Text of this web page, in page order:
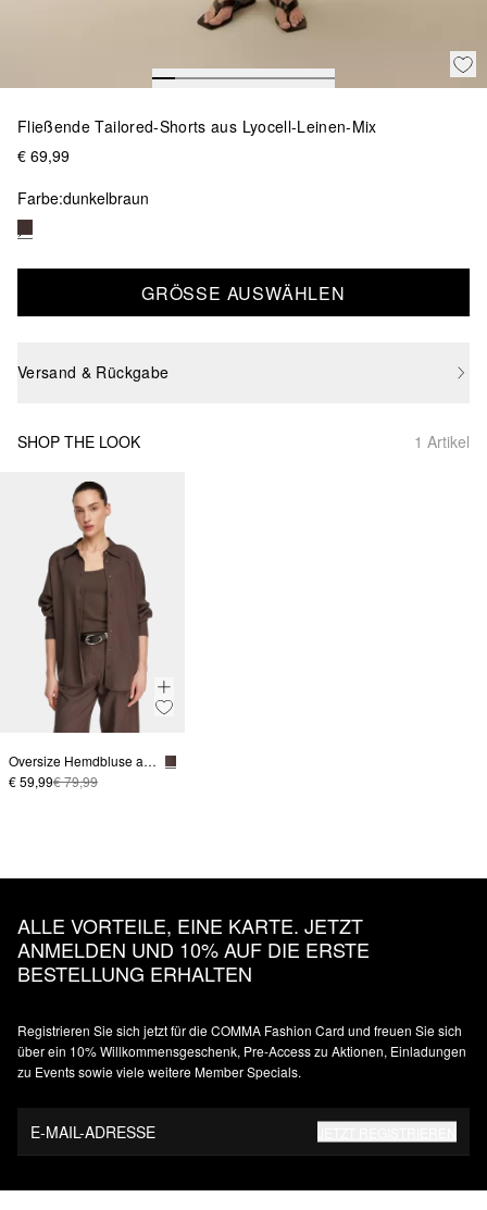
Fließende Tailored-Shorts aus Lyocell-Leinen-Mix
€ 69,99
Farbe:dunkelbraun
GRÖSSE AUSWÄHLEN
Versand & Rückgabe
SHOP THE LOOK 1 Artikel
Oversize Hemdbluse aus Lyocell-Leinem-Mix
€ 59,99€ 79,99
ALLE VORTEILE, EINE KARTE. JETZT
ANMELDEN UND 10% AUF DIE ERSTE
BESTELLUNG ERHALTEN
Registrieren Sie sich jetzt für die COMMA Fashion Card und freuen Sie sich
über ein 10% Willkommensgeschenk, Pre-Access zu Aktionen, Einladungen
zu Events sowie viele weitere Member Specials.
E-MAIL-ADRESSE